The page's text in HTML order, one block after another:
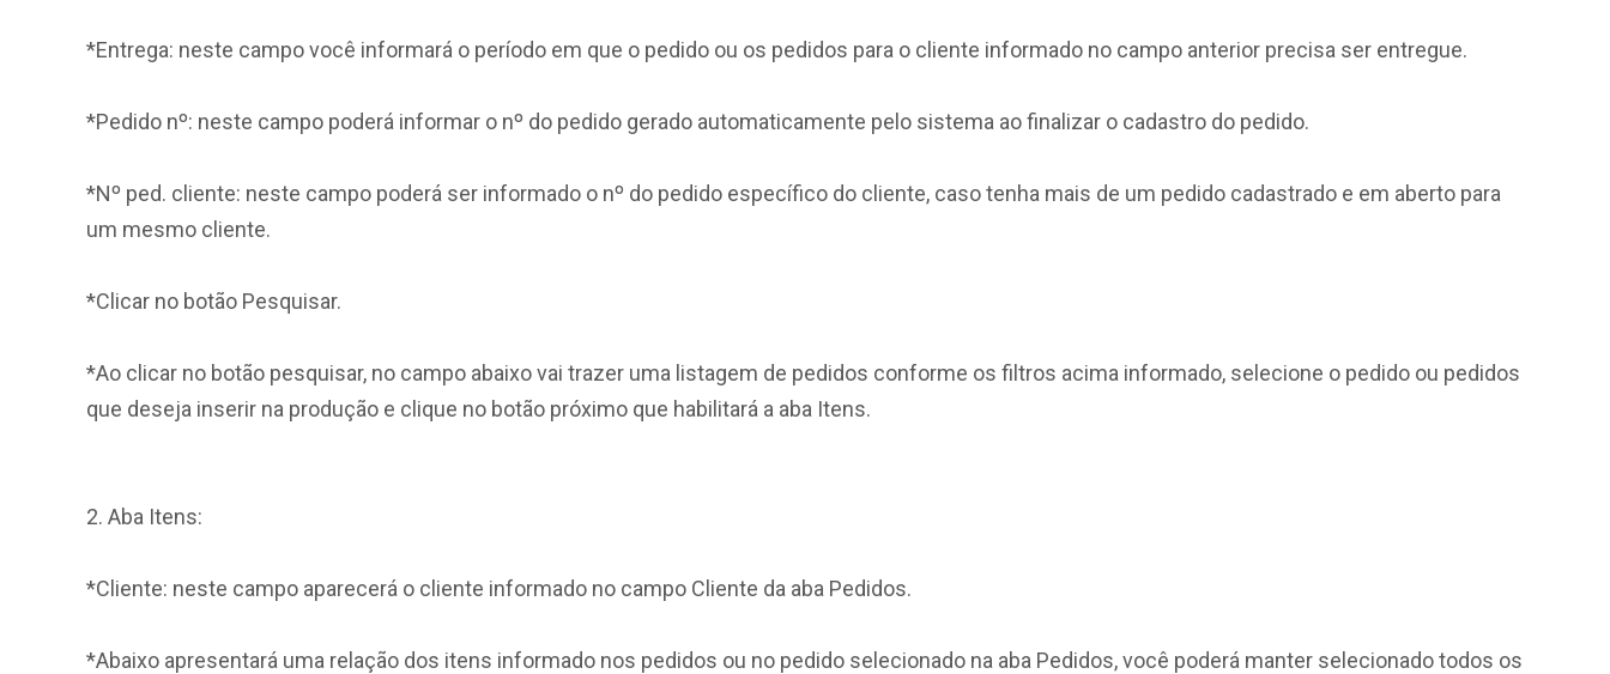
*Entrega: neste campo você informará o período em que o pedido ou os pedidos para o cliente informado no campo anterior precisa ser entregue.
*Pedido nº: neste campo poderá informar o nº do pedido gerado automaticamente pelo sistema ao finalizar o cadastro do pedido.
*Nº ped. cliente: neste campo poderá ser informado o nº do pedido específico do cliente, caso tenha mais de um pedido cadastrado e em aberto para
um mesmo cliente.
*Clicar no botão Pesquisar.
*Ao clicar no botão pesquisar, no campo abaixo vai trazer uma listagem de pedidos conforme os filtros acima informado, selecione o pedido ou pedidos
que deseja inserir na produção e clique no botão próximo que habilitará a aba Itens.
2. Aba Itens:
*Cliente: neste campo aparecerá o cliente informado no campo Cliente da aba Pedidos.
*Abaixo apresentará uma relação dos itens informado nos pedidos ou no pedido selecionado na aba Pedidos, você poderá manter selecionado todos os